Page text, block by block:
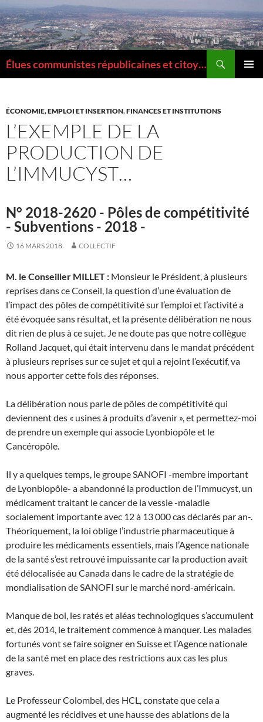
Aller
au
contenu
Élues communistes républicaines et citoyennes de la Métropole de Lyon
ÉCONOMIE, EMPLOI ET INSERTION,FINANCES ET INSTITUTIONS
L’EXEMPLE DE LA
PRODUCTION DE
L’IMMUCYST…
N° 2018-2620 - Pôles de compétitivité
- Subventions - 2018 -
16 MARS 2018 COLLECTIF
M. le Conseiller MILLET : Monsieur le Président, à plusieurs
reprises dans ce Conseil, la question d’une évaluation de
l’impact des pôles de compétitivité sur l’emploi et l’activité a
été évoquée sans résultat, et la présente délibération ne nous
dit rien de plus à ce sujet. Je ne doute pas que notre collègue
Rolland Jacquet, qui était intervenu dans le mandat précédent
à plusieurs reprises sur ce sujet et qui a rejoint l’exécutif, va
nous apporter cette fois des réponses.
La délibération nous parle de pôles de compétitivité qui
deviennent des « usines à produits d’avenir », et permettez-moi
de prendre un exemple qui associe Lyonbiopôle et le
Cancéropôle.
Il y a quelques temps, le groupe SANOFI -membre important
de Lyonbiopôle- a abandonné la production de l’Immucyst, un
médicament traitant le cancer de la vessie -maladie
socialement importante avec 12 à 13 000 cas déclarés par an-.
Théoriquement, la loi oblige l’industrie pharmaceutique à
produire les médicaments essentiels, mais l’Agence nationale
de la santé s’est retrouvé impuissante car la production avait
été délocalisée au Canada dans le cadre de la stratégie de
mondialisation de SANOFI sur le marché nord-américain.
Manque de bol, les ratés et aléas technologiques s’accumulent
et, dès 2014, le traitement commence à manquer. Les malades
fortunés vont se faire soigner en Suisse et l’Agence nationale
de la santé met en place des restrictions aux cas les plus
graves.
Le Professeur Colombel, des HCL, constate que cela a
augmenté les récidives et une hausse des ablations de la